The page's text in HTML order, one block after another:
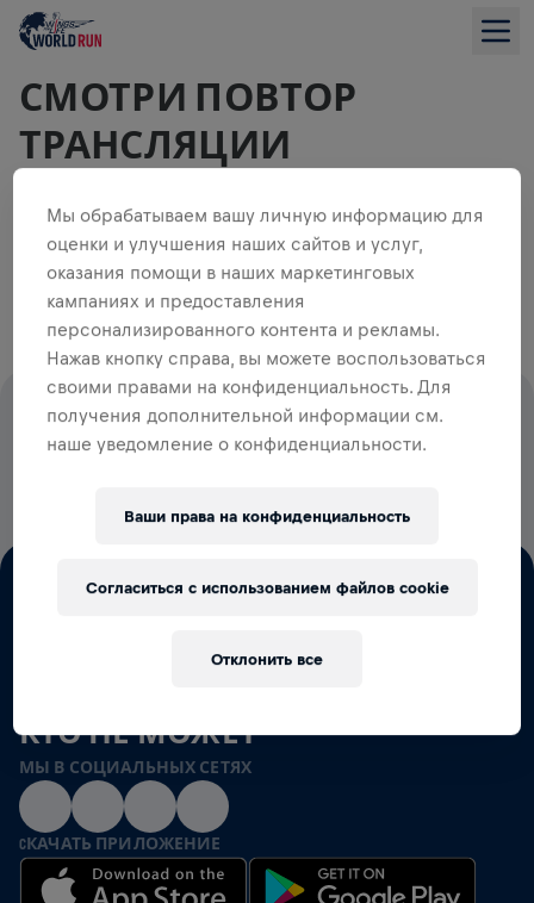
СМОТРИ ПОВТОР
ТРАНСЛЯЦИИ
Смотри запись прямого эфира 2026 года, чтобы
увидеть, как весь мир бежит за тех, кто не может.
100% СТАРТОВЫХ ВЗНОСОВ ИДУТ
НА ИССЛЕДОВАНИЕ СПИННОГО
КТО НЕ МОЖЕТ
МЫ В СОЦИАЛЬНЫХ СЕТЯХ
CКАЧАТЬ ПРИЛОЖЕНИЕ
Мы обрабатываем вашу личную информацию для
оценки и улучшения наших сайтов и услуг,
оказания помощи в наших маркетинговых
кампаниях и предоставления
персонализированного контента и рекламы.
Нажав кнопку справа, вы можете воспользоваться
своими правами на конфиденциальность. Для
получения дополнительной информации см.
наше уведомление о конфиденциальности.
Ваши права на конфиденциальность
Отклонить все
Согласиться с использованием файлов cookie